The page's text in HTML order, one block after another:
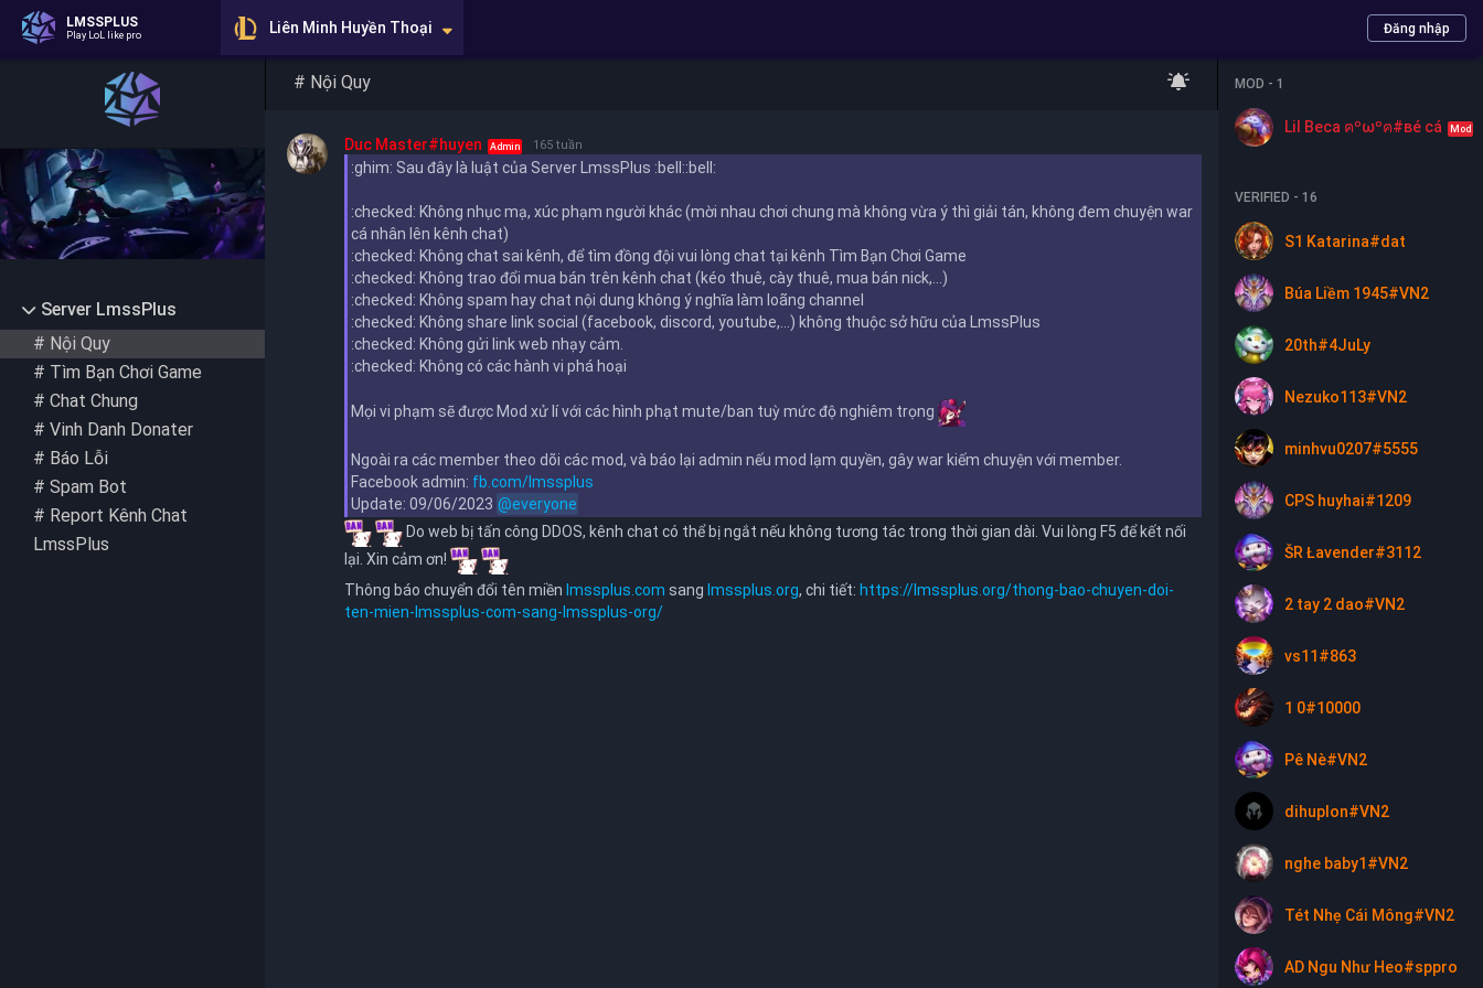
Chat
Chat
Đăng
LMSSPLUS
Play LoL like pro Liên Minh Huyền Thoại
Shop Liên Minh
Đăng nhập
Server LmssPlus
# Nội Quy
# Tìm Bạn Chơi Game
# Chat Chung
# Vinh Danh Donater
# Báo Lỗi
# Spam Bot
# Report Kênh Chat
LmssPlus
# Nội Quy
Duc Master#huyen Admin 165 tuần
:ghim: Sau đây là luật của Server LmssPlus :bell ::bell :
:checked: Không nhục mạ, xúc phạm người khác (mời nhau chơi chung mà không vừa ý thì giải tán, không đem chuyện war
cá nhân lên kênh chat)
:checked: Không chat sai kênh, để tìm đồng đội vui lòng chat tại kênh Tìm Bạn Chơi Game
:checked: Không trao đổi mua bán trên kênh chat (kéo thuê, cày thuê, mua bán nick,...)
:checked: Không spam hay chat nội dung không ý nghĩa làm loãng channel
:checked: Không share link social (facebook, discord, youtube,...) không thuộc sở hữu của LmssPlus
:checked: Không gửi link web nhạy cảm.
:checked: Không có các hành vi phá hoại
Mọi vi phạm sẽ được Mod xử lí với các hình phạt mute/ban tuỳ mức độ nghiêm trọng
Ngoài ra các member theo dõi các mod, và báo lại admin nếu mod lạm quyền, gây war kiếm chuyện với member.
Facebook admin: fb.com/lmssplus
Update: 09/06/2023 @everyone
Do web bị tấn công DDOS, kênh chat có thể bị ngắt nếu không tương tác trong thời gian dài. Vui lòng F5 để kết nối
lại. Xin cảm ơn!
Thông báo chuyển đổi tên miền lmssplus.com sang lmssplus.org, chi tiết: https://lmssplus.org/thong-bao-chuyen-doi-
ten-mien-lmssplus-com-sang-lmssplus-org/
MOD - 1
Lil Beca ฅºωºฅ#вé сá Mod
VERIFIED - 16
S1 Katarina#dat
Búa Liềm 1945#VN2
20th#4JuLy
Nezuko113#VN2
minhvu0207#5555
CPS huyhai#1209
ŠR Łavender#3112
2 tay 2 dao#VN2
vs11#863
1 0#10000
Pê Nè#VN2
dihuplon#VN2
nghe baby1#VN2
Tét Nhẹ Cái Mông#VN2
AD Ngu Như Heo#sppro
Copyright 2020 LmssPlus. All rights reserved.
lmssplus.org isn't endorsed by Riot Games and doesn't reflect the views or opinions of Riot Games or anyone officially involved in producing or managing League of Legends. League of Legends and Ri
ot Games are trademarks or registered trademarks of Riot Games, Inc. League of Legends © Riot Games, Inc.
The advertisements on the page are powered by another platform, so be careful with the ad content. Lmssplus will not assume any responsibility for advertisements.